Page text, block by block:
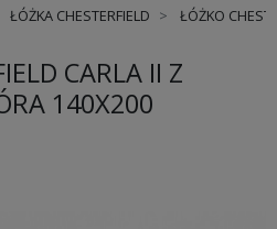
ŁÓŻKA CHESTERFIELD ŁÓŻKO
CARLA II Z
140X200